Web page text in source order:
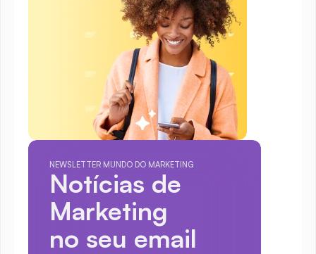
NEWSLETTER MUNDO DO MARKETING
Notícias de
Marketing
no seu email